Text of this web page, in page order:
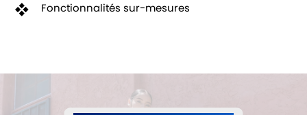
Fonctionnalités sur-mesures